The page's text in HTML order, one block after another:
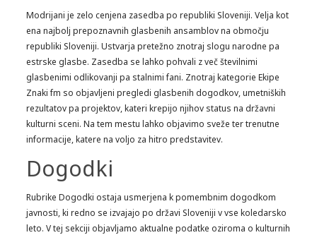
Modrijani je zelo cenjena zasedba po republiki Sloveniji. Velja kot
ena najbolj prepoznavnih glasbenih ansamblov na območju
republiki Sloveniji. Ustvarja pretežno znotraj slogu narodne pa
estrske glasbe. Zasedba se lahko pohvali z več številnimi
glasbenimi odlikovanji pa stalnimi fani. Znotraj kategorie Ekipe
Znaki fm so objavljeni pregledi glasbenih dogodkov, umetniških
rezultatov pa projektov, kateri krepijo njihov status na državni
kulturni sceni. Na tem mestu lahko objavimo sveže ter trenutne
informacije, katere na voljo za hitro predstavitev.
Dogodki
Rubrike Dogodki ostaja usmerjena k pomembnim dogodkom
javnosti, ki redno se izvajajo po državi Sloveniji v vse koledarsko
leto. V tej sekciji objavljamo aktualne podatke oziroma o kulturnih